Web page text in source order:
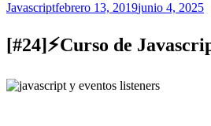
Javascriptfebrero 13, 2019junio 4, 2025
[#24]⚡Curso de